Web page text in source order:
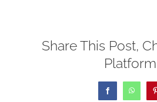
Share This Post,
Facebook